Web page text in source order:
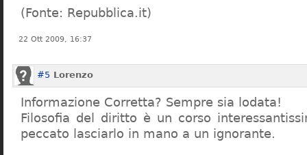
(Fonte: Repubblica.it)
22 Ott 2009, 16:37
#5 Lorenzo
Informazione Corretta? Sempre sia lodata!
Filosofia del diritto è un corso
peccato lasciarlo in mano a un ignorante.